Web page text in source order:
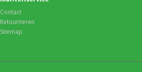
Contact
Retourneren
Sitemap